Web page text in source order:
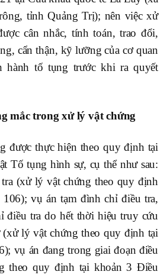
tỉnh Quảng Trị); nên việc xử
cân nhắc, tính toán, trao đổi,
cẩn thận, kỹ lưỡng của cơ quan
hành tố tụng trước khi ra quyết
mắc trong xử lý vật chứng
được thực hiện theo quy định tại
Tố tụng hình sự, cụ thể như sau:
(xử lý vật chứng theo quy định
vụ án tạm đình chỉ điều tra,
điều tra do hết thời hiệu truy cứu
(xử lý vật chứng theo quy định tại
vụ án đang trong giai đoạn điều
theo quy định tại khoản 3 Điều